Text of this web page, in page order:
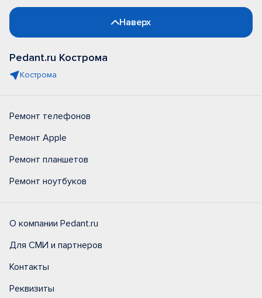
Наверх
Pedant.ru Кострома
Кострома
Ремонт телефонов
Ремонт Apple
Ремонт планшетов
Ремонт ноутбуков
О компании Pedant.ru
Для СМИ и партнеров
Контакты
Реквизиты